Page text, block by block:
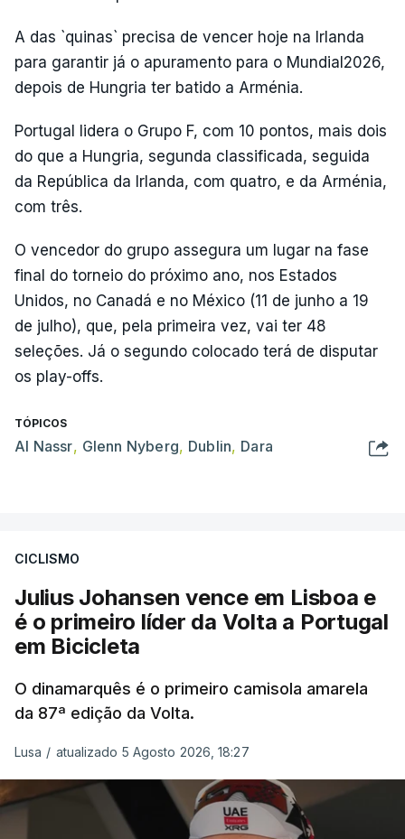
A das `quinas` precisa de vencer hoje na Irlanda
para garantir já o apuramento para o Mundial2026,
depois de Hungria ter batido a Arménia.
Portugal lidera o Grupo F, com 10 pontos, mais dois
do que a Hungria, segunda classificada, seguida
da República da Irlanda, com quatro, e da Arménia,
com três.
O vencedor do grupo assegura um lugar na fase
final do torneio do próximo ano, nos Estados
Unidos, no Canadá e no México (11 de junho a 19
de julho), que, pela primeira vez, vai ter 48
seleções. Já o segundo colocado terá de disputar
os play-offs.
TÓPICOS
Al Nassr, Glenn Nyberg, Dublin, Dara
CICLISMO
Julius Johansen vence em Lisboa e
é o primeiro líder da Volta a Portugal
em Bicicleta
O dinamarquês é o primeiro camisola amarela
da 87ª edição da Volta.
Lusa / atualizado 5 Agosto 2026, 18:27